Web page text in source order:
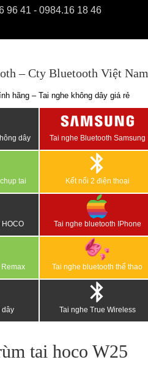
96 41 - 0984.16 18 46
– Cty Bluetooth Việt Nam
hãng – Tai nghe không dây giá rẻ
dây Tai nghe Bluetooth Samsung
tai Kết nối 2 điện thoại
Tai nghe bluetooth IPhone
Tai nghe bluetooth thể thao
dây Tai nghe True Wireless
tai hoco W25